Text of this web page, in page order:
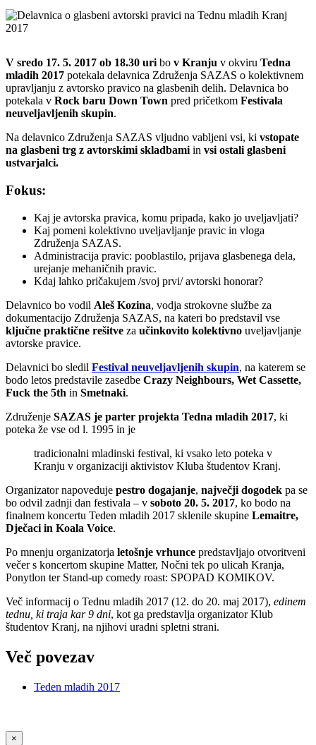
V sredo 17. 5. 2017 ob 18.30 uri bo v Kranju v okviru Tedna
mladih 2017 potekala delavnica Združenja SAZAS o kolektivnem
upravljanju z avtorsko pravico na glasbenih delih. Delavnica bo
potekala v Rock baru Down Town pred pričetkom Festivala
neuveljavljenih skupin.
Na delavnico Združenja SAZAS vljudno vabljeni vsi, ki vstopate
na glasbeni trg z avtorskimi skladbami in vsi ostali glasbeni
ustvarjalci.
Fokus:
Kaj je avtorska pravica, komu pripada, kako jo uveljavljati?
Kaj pomeni kolektivno uveljavljanje pravic in vloga
Združenja SAZAS.
Administracija pravic: pooblastilo, prijava glasbenega dela,
urejanje mehaničnih pravic.
Kdaj lahko pričakujem /svoj prvi/ avtorski honorar?
Delavnico bo vodil Aleš Kozina, vodja strokovne službe za
dokumentacijo Združenja SAZAS, na kateri bo predstavil vse
ključne praktične rešitve za učinkovito kolektivno uveljavljanje
avtorske pravice.
Delavnici bo sledil Festival neuveljavljenih skupin, na katerem se
bodo letos predstavile zasedbe Crazy Neighbours, Wet Cassette,
Fuck the 5th in Smetnaki.
Združenje SAZAS je parter projekta Tedna mladih 2017, ki
poteka že vse od l. 1995 in je
tradicionalni mladinski festival, ki vsako leto poteka v
Kranju v organizaciji aktivistov Kluba študentov Kranj.
Organizator napoveduje pestro dogajanje, največji dogodek pa se
bo odvil zadnji dan festivala – v soboto 20. 5. 2017, ko bodo na
finalnem koncertu Teden mladih 2017 sklenile skupine Lemaitre,
Dječaci in Koala Voice.
Po mnenju organizatorja letošnje vrhunce predstavljajo otvoritveni
večer s koncertom skupine Matter, Nočni tek po ulicah Kranja,
Ponytlon ter Stand-up comedy roast: SPOPAD KOMIKOV.
Več informacij o Tednu mladih 2017 (12. do 20. maj 2017), edinem
tednu, ki traja kar 9 dni, kot ga predstavlja organizator Klub
študentov Kranj, na njihovi uradni spletni strani.
Več povezav
Teden mladih 2017
×